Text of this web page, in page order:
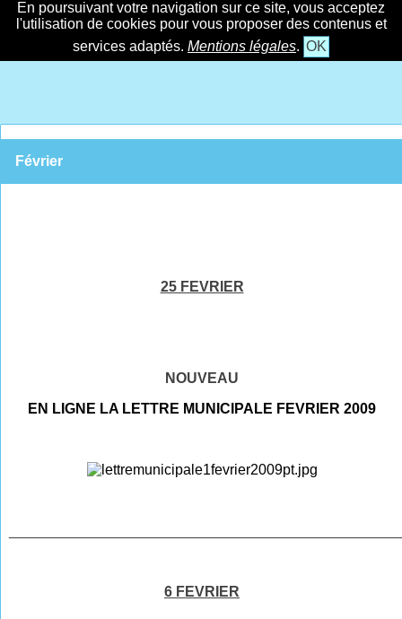
En poursuivant votre navigation sur ce site, vous acceptez
l'utilisation de cookies pour vous proposer des contenus et
services adaptés. Mentions légales. OK
Février
25 FEVRIER
NOUVEAU
EN LIGNE LA LETTRE MUNICIPALE FEVRIER 2009
6 FEVRIER